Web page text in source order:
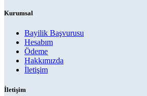
Kurumsal
Bayilik Başvurusu
Hesabım
Ödeme
Hakkımızda
İletişim
İletişim